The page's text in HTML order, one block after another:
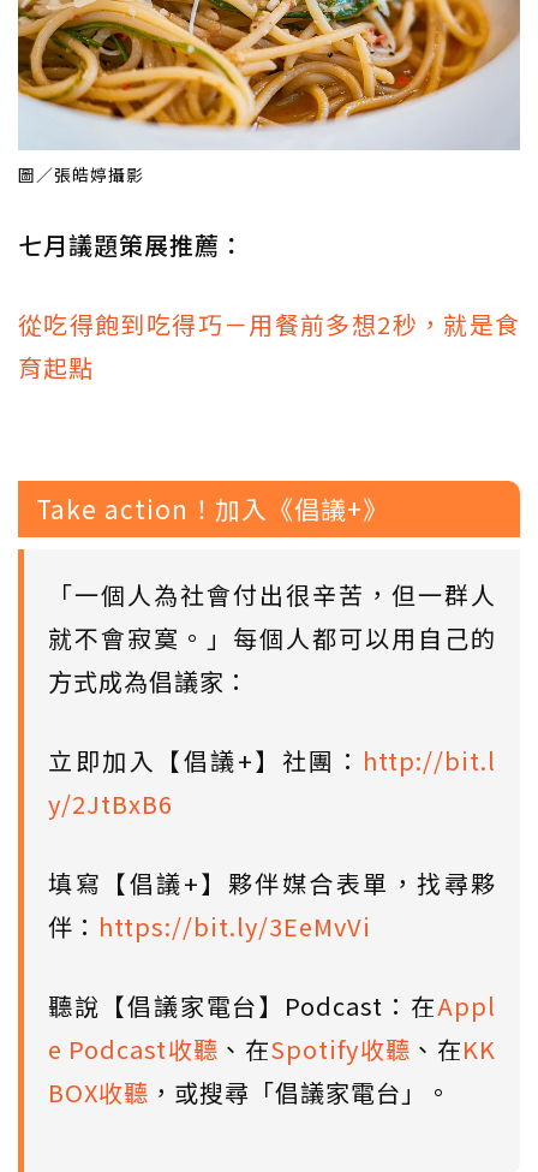
圖／張皓婷攝影
七月議題策展推薦：
從吃得飽到吃得巧－用餐前多想2秒，就是食
育起點
Take action！加入《倡議+》
「一個人為社會付出很辛苦，但一群人
就不會寂寞。」每個人都可以用自己的
方式成為倡議家：
立即加入【倡議+】社團： http://bit.l
y/2JtBxB6
填寫【倡議+】夥伴媒合表單，找尋夥
伴： https://bit.ly/3EeMvVi
聽說【倡議家電台】Podcast：在Appl
e Podcast收聽 、在Spotify收聽 、在KK
BOX收聽 ，或搜尋「倡議家電台」。